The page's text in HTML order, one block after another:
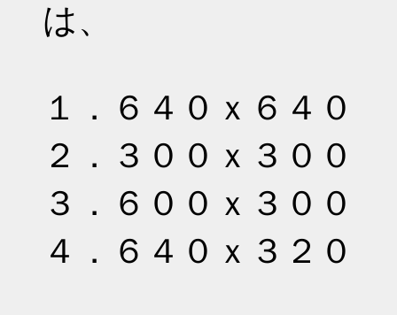
は、
１．６４０ｘ６４０
２．３００ｘ３００
３．６００ｘ３００
４．６４０ｘ３２０